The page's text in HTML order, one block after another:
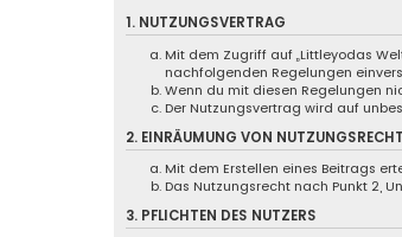
1. NUTZUNGSVERTRAG
Mit dem Zugriff auf „Littleyodas
nachfolgenden Regelungen
Wenn du mit diesen Regelungen
Der Nutzungsvertrag wird auf
2. EINRÄUMUNG VON
Mit dem Erstellen eines Beitrags
Das Nutzungsrecht nach Punkt 2,
3. PFLICHTEN DES NUTZERS